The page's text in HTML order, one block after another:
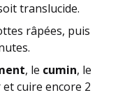
translucide.
râpées, puis
, le cumin, le
cuire encore 2